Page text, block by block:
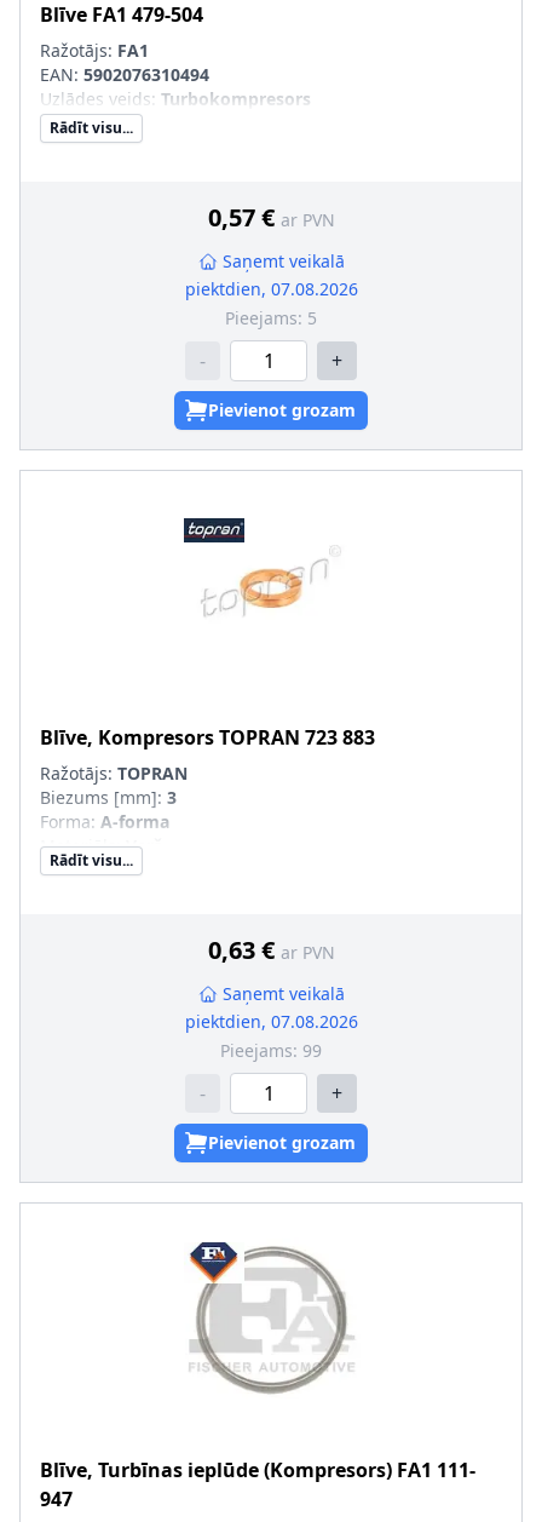
Blīve FA1 479-504
Ražotājs: FA1
EAN: 5902076310494
Uzlādes veids: Turbokompresors
Rādīt visu...
0,57 € ar PVN
Saņemt veikalā
piektdien, 07.08.2026
Pieejams: 5
- +
Pievienot grozam
Blīve, KompresorsTOPRAN 723 883
Ražotājs: TOPRAN
Biezums [mm]: 3
Forma: A-forma
Materiāls:Varš
Uzlādes veids
Rādīt visu...
0,63 € ar PVN
Saņemt veikalā
piektdien, 07.08.2026
Pieejams: 99
- +
Pievienot grozam
Blīve, Turbīnas ieplūde (Kompresors) FA1 111-
947